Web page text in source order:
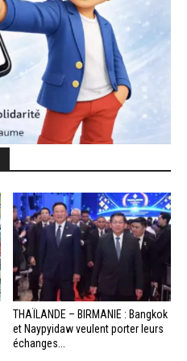
THAÏLANDE – BIRMANIE : Bangkok
et Naypyidaw veulent porter leurs
échanges...